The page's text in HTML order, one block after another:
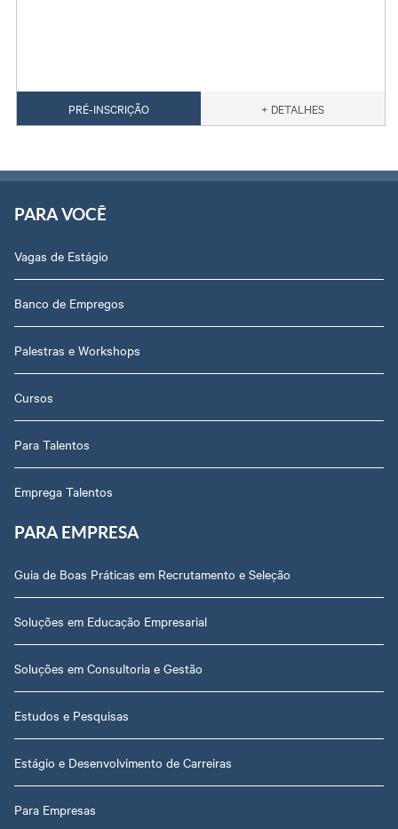
PRÉ-INSCRIÇÃO + DETALHES
PARA VOCÊ
Vagas de Estágio
Banco de Empregos
Palestras e Workshops
Cursos
Para Talentos
Emprega Talentos
PARA EMPRESA
Guia de Boas Práticas em Recrutamento e Seleção
Soluções em Educação Empresarial
Soluções em Consultoria e Gestão
Estudos e Pesquisas
Estágio e Desenvolvimento de Carreiras
Para Empresas